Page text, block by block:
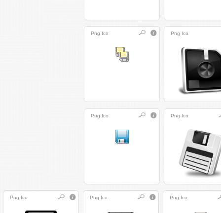
Png Ico Png Ico
Png Ico Png Ico
Png Ico Png Ico Png Ico